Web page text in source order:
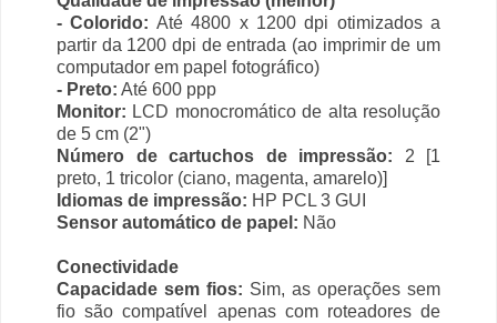
- Colorido: Até 4800 x 1200 dpi otimizados a
partir da 1200 dpi de entrada (ao imprimir de um
computador em papel fotográfico)
- Preto: Até 600 ppp
Monitor: LCD monocromático de alta resolução
de 5 cm (2")
Número de cartuchos de impressão: 2 [1
preto, 1 tricolor (ciano, magenta, amarelo)]
Idiomas de impressão: HP PCL 3 GUI
Sensor automático de papel: Não
Conectividade
Capacidade sem fios: Sim, as operações sem
fio são compatível apenas com roteadores de